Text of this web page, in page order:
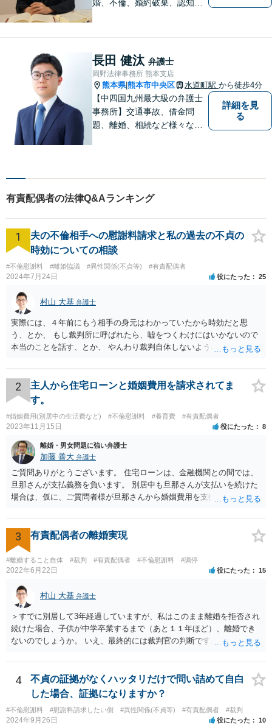
婚、不倫、婚約破棄、認知、
未来が明るくなるよう全力で
サポートいたします【初回相
談無料】【子連れ相談可】
長田 健汰 弁護士
岡野法律事務所 熊本支店
熊本県|熊本市中央区 水道町駅 から徒歩4分
【中四国九州最大級の弁護士
事務所】交通事故、借金問
題、離婚、相続など様々な問
い！
詳細を見
る
有責配偶者の法律Q&Aランキング
1
夫の不倫相手への慰謝料請求と私の過去の不貞の
時効についての相談
#不倫慰謝料 #離婚協議 #異性関係(不貞等) #有責配偶者
2024年7月24日 役にたった 25
村山 大基 弁護士
実際には、４年前にもう相手の身元はわかっていたから時効だと思
う、とか、 もし裁判所に呼ばれたら、嘘をつくわけにはいかないので
本当のことを話す、とか、 やんわり裁判自体しないように説得するの
2
主人から住宅ローンと婚姻費用を請求されてま
す。
#婚姻費用(別居中の生活費など) #不倫慰謝料 #養育費 #有責配偶者
2023年11月15日 役にたった 8
離婚・男女問題に強い弁護士
加藤 善大 弁護士
ご質問ありがとうございます。 住宅ローンは、金融機関との間では、
旦那さんが支払義務を負います。 別居中も旦那さんが支払いを続けた
場合は、仮に、ご質問者様が旦那さんから婚姻費用を支払ってもらう
部の額を引いた額が婚姻費用として支払われることになることが多い
です。 また、離婚をする際の財産分与において考慮されることもあり
ます。 他方、旦那さんが住宅ローンを支払わなくなってしまう場合が
あります。 その場合に、ご質問者様が、その後もご自宅に住み続けた
い場合は、実質的にご質問者様が住宅ローンをお支払になる必要が出
て、強制的にご自宅が売却されてしまう可能性があるからです。 可能
であれば、婚姻費用の額、親権を取得するために現時点でしておくべ
きこと等も含め、お近くの弁護士に直接相談して、アドバイス等を求
めることをお勧めします。
3 有責配偶者の離婚実現
#離婚すること自体 #裁判 #有責配偶者 #不倫慰謝料 #調停
2022年6月22日 役にたった 15
村山 大基 弁護士
＞すでに別居して3年経過していますが、私はこのまま離婚を拒否され
続けた場合、子供が中学卒業するまで（あと１１年ほど）、離婚でき
ないのでしょうか。 いえ、最終的には裁判官の判断ですが、現時点で
に離婚できない、ということもないと思います。 すでに依頼されてい
るということですし、例えば離婚後の養育費額について譲歩するなど
離婚の条件含めて、考えておられる通り打診してみると良いと思いま
す。 また、調停で第三者を介して再度協議してみる、ということも考
えられます。
4
不貞の証拠がなくハッタリだけで問い詰めて自白
した場合、証拠になりますか？
#不倫慰謝料 #慰謝料請求したい側 #異性関係(不貞等) #有責配偶者 #裁判
2024年9月26日 役にたった 10